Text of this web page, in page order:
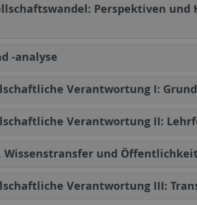
Perspektiven
-analyse
Verantwortung I:
Verantwortung II:
Wissenstransfer und Öffentlichkeit
Verantwortung III: